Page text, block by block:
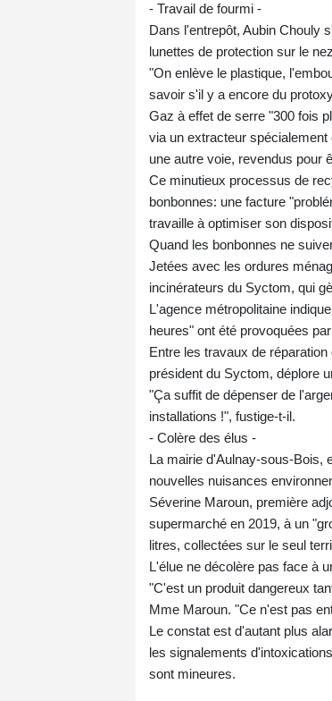
- Travail de fourmi -
Dans l'entrepôt, Aubin Chouly
lunettes de protection sur le
"On enlève le plastique,
savoir s'il y a encore du
Gaz à effet de serre "300 fois
via un extracteur
une autre voie, revendus pour
Ce minutieux processus de
bonbonnes: une facture
travaille à optimiser son
Quand les bonbonnes ne
Jetées avec les ordures
incinérateurs du Syctom, qui
L'agence métropolitaine
heures" ont été provoquées
Entre les travaux de
président du Syctom, déplore
"Ça suffit de dépenser de
installations !", fustige-t-il.
- Colère des élus -
La mairie d'Aulnay-sous-Bois,
nouvelles nuisances
Séverine Maroun, première
supermarché en 2019, à un
litres, collectées sur le seul
L'élue ne décolère pas face à
"C'est un produit dangereux
Mme Maroun. "Ce n'est pas
Le constat est d'autant plus
les signalements
sont mineures.